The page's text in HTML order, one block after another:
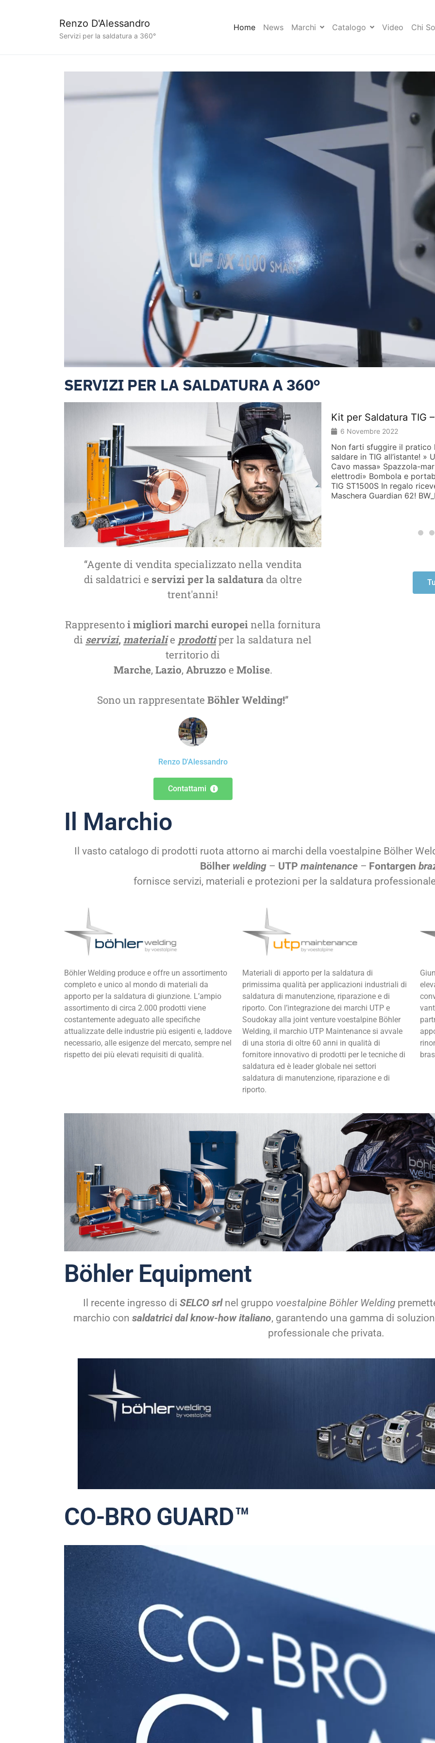
Renzo D'Alessandro
Servizi per la saldatura a 360°
Home News Marchi Catalogo Video Chi
SERVIZI PER LA SALDATURA A 360°
‘‘Agente di vendita specializzato nella vendita
di saldatrici e servizi per la saldaturada oltre
trent'anni!
Rappresentoi migliori marchi europeinella fornitura
di servizi, materialie prodottiper la saldatura nel
territorio di
Marche,Lazio,Abruzzo e Molise.
Sono un rappresentate Böhler Welding!’’
Renzo D'Alessandro
Contattami
Kit per Saldatura TIG – protezioni in omaggio!
6 Novembre 2022
Non farti sfuggire il pratico kit IN SCONTO con tutto il necessario per
saldare in TIG all’istante! » Uranos 1500 TLH» Pinza portaelettrodo»
Cavo massa» Spazzola-martelletto» Maschera» Confezione 20
elettrodi» Bombola e portabombola» Riduttore di pressione» Torcia
TIG ST1500S In regalo riceverai i Guanti di protezione TIG e la
Maschera Guardian 62! BW_EQ_Fyler 1500 TLH
Investi nella saldatura
6 Novembre 2022
Bolletta elettrica fuori
impianti Böhler Welding
europea Ecodesign sui
in meno rispetto alle
dell’esclusiva promozione
400 MSE e Terra 500
Il Marchio
Il vasto catalogo di prodotti ruota attorno ai marchi della voestalpine Bölher
Bölher welding – UTP maintenance – Fontargen
fornisce servizi, materiali e protezioni per la saldatura
Böhler Welding produce e offre un assortimento
completo e unico al mondo di materiali da
apporto per la saldatura di giunzione. L’ampio
assortimento di circa 2.000 prodotti viene
costantemente adeguato alle specifiche
attualizzate delle industrie più esigenti e, laddove
necessario, alle esigenze del mercato, sempre nel
rispetto dei più elevati requisiti di qualità.
Materiali di apporto per la saldatura di
primissima qualità per applicazioni industriali di
saldatura di manutenzione, riparazione e di
riporto. Con l’integrazione dei marchi UTP e
Soudokay alla joint venture voestalpine Böhler
Welding, il marchio UTP Maintenance si avvale
di una storia di oltre 60 anni in qualità di
fornitore innovativo di prodotti per le tecniche di
saldatura ed è leader globale nei settori
saldatura di manutenzione, riparazione e di
riporto.
Böhler Equipment
Il recente ingresso di SELCO srlnel gruppo voestalpine Böhler Welding
marchio con saldatrici dal know-how italiano, garantendo una gamma di
professionale che privata.
CO-BRO GUARD™